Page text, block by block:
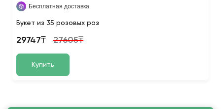
Бесплатная доставка
Букет из 35 розовых роз
29747₸ 27605₸
Купить